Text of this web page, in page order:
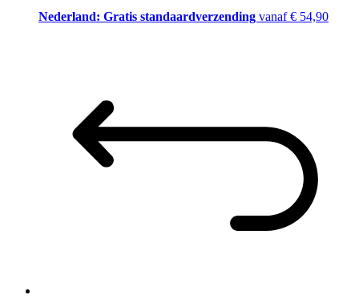
Nederland: Gratis standaardverzending vanaf € 54,90